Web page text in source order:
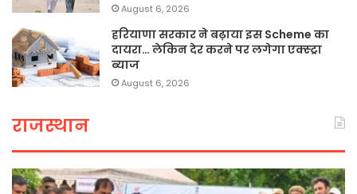
August 6, 2026
हरियाणा सरकार ने बढ़ाया इस Scheme का
दायरा… लेकिन देर करने पर लगेगा एक्स्ट्रा
ब्याज
August 6, 2026
राजस्थान